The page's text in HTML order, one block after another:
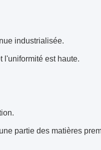
industrialisée.
l'uniformité est haute.
partie des matières